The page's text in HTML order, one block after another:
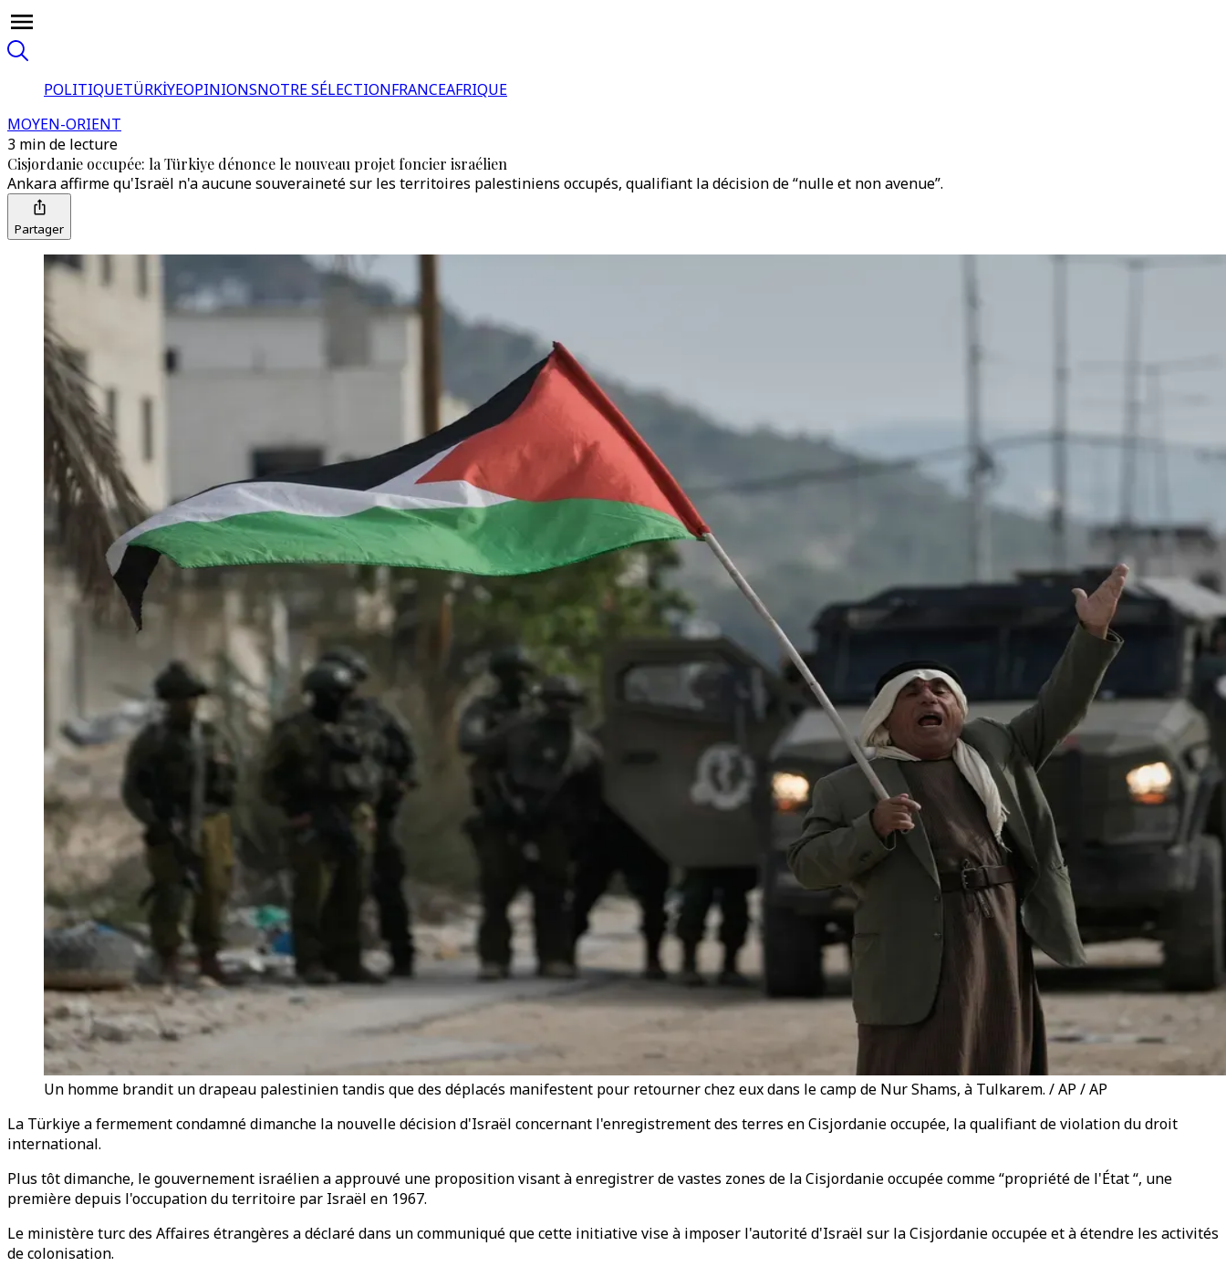
POLITIQUETÜRKİYEOPINIONSNOTRE SÉLECTIONFRANCEAFRIQUE
MOYEN-ORIENT
3 min de lecture
Cisjordanie occupée: la Türkiye dénonce le nouveau projet foncier israélien
Ankara affirme qu'Israël n'a aucune souveraineté sur les territoires palestiniens occupés, qualifiant la décision de “nulle et non avenue”.
Partager
Un homme brandit un drapeau palestinien tandis que des déplacés manifestent pour retourner chez eux dans le camp de Nur Shams, à Tulkarem. / AP / AP
La Türkiye a fermement condamné dimanche la nouvelle décision d'Israël concernant l'enregistrement des terres en Cisjordanie occupée, la qualifiant de violation du droit
international.
Plus tôt dimanche, le gouvernement israélien a approuvé une proposition visant à enregistrer de vastes zones de la Cisjordanie occupée comme “propriété de l'État “, une
première depuis l'occupation du territoire par Israël en 1967.
Le ministère turc des Affaires étrangères a déclaré dans un communiqué que cette initiative vise à imposer l'autorité d'Israël sur la Cisjordanie occupée et à étendre les activités
de colonisation.